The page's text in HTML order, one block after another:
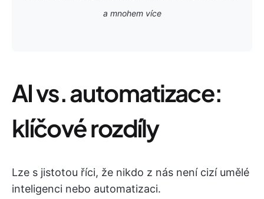
a mnohem více
AI vs. automatizace:
klíčové rozdíly
Lze s jistotou říci, že nikdo z nás není cizí umělé
inteligenci nebo automatizaci.